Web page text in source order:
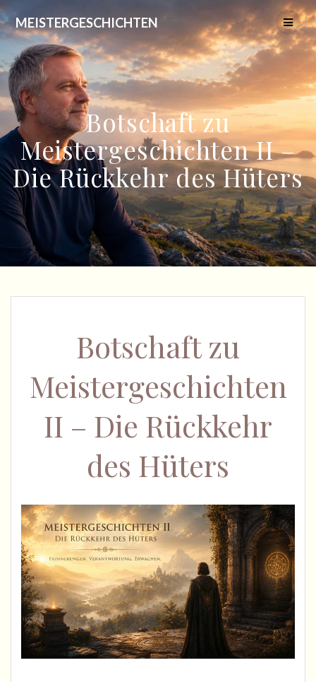
content
MEISTERGESCHICHTEN
Botschaft zu
Meistergeschichten II –
Die Rückkehr des Hüters
Botschaft zu
Meistergeschichten
II – Die Rückkehr
des Hüters